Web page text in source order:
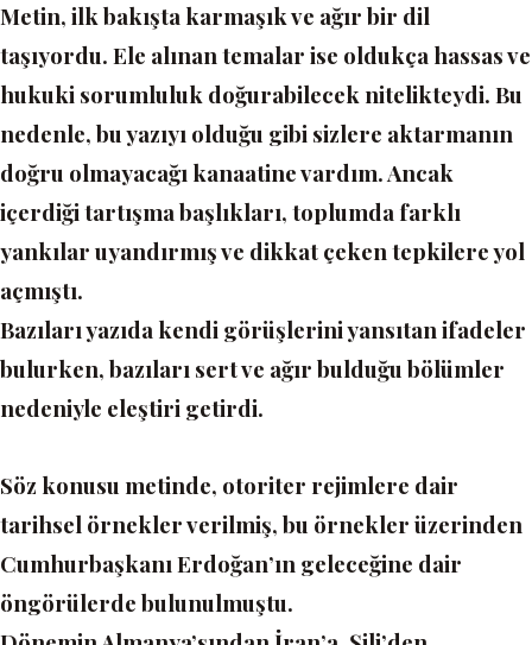
Metin, ilk bakışta karmaşık ve ağır bir dil
taşıyordu. Ele alınan temalar ise oldukça hassas ve
hukuki sorumluluk doğurabilecek nitelikteydi. Bu
nedenle, bu yazıyı olduğu gibi sizlere aktarmanın
doğru olmayacağı kanaatine vardım. Ancak
içerdiği tartışma başlıkları, toplumda farklı
yankılar uyandırmış ve dikkat çeken tepkilere yol
açmıştı.
Bazıları yazıda kendi görüşlerini yansıtan ifadeler
bulurken, bazıları sert ve ağır bulduğu bölümler
nedeniyle eleştiri getirdi.
Söz konusu metinde, otoriter rejimlere dair
tarihsel örnekler verilmiş, bu örnekler üzerinden
Cumhurbaşkanı Erdoğan’ın geleceğine dair
öngörülerde bulunulmuştu.